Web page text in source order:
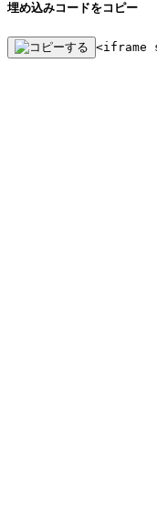
埋め込みコードをコピー
<iframe